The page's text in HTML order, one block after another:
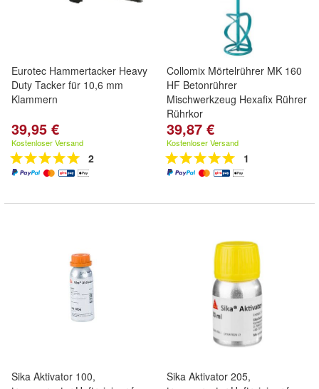
Eurotec Hammertacker Heavy
Duty Tacker für 10,6 mm
Klammern
39,95 €
Kostenloser Versand
2
Collomix Mörtelrührer MK 160
HF Betonrührer
Mischwerkzeug Hexafix Rührer
Rührkor
39,87 €
Kostenloser Versand
1
Sika Aktivator 100,
Sika Aktivator 205,